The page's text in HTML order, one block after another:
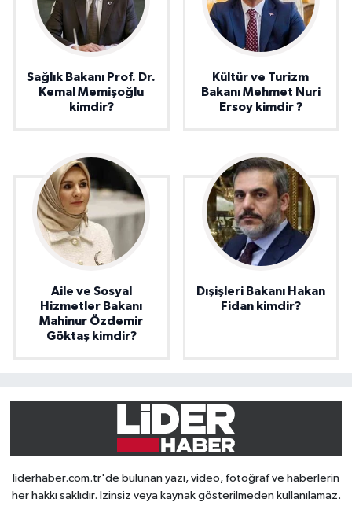
Sağlık Bakanı Prof. Dr.
Kemal Memişoğlu
kimdir?
Kültür ve Turizm
Bakanı Mehmet Nuri
Ersoy kimdir ?
Aile ve Sosyal
Hizmetler Bakanı
Mahinur Özdemir
Göktaş kimdir?
Dışişleri Bakanı Hakan
Fidan kimdir?
liderhaber.com.tr'de bulunan yazı, video, fotoğraf ve haberlerin
her hakkı saklıdır. İzinsiz veya kaynak gösterilmeden kullanılamaz.